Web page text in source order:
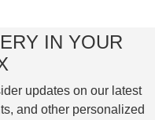
用 多層次金質錶
，搭配閏年與晝
速調校模式更提
IN YOUR
updates on our latest
and other personalized